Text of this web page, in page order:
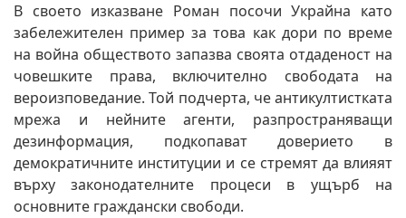
В своето изказване Роман посочи Украйна като
забележителен пример за това как дори по време
на война обществото запазва своята отдаденост на
човешките права, включително свободата на
вероизповедание. Той подчерта, че антикултистката
мрежа и нейните агенти, разпространяващи
дезинформация, подкопават доверието в
демократичните институции и се стремят да влияят
върху законодателните процеси в ущърб на
основните граждански свободи.